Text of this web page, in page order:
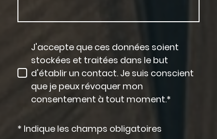
J'accepte que ces données soient
stockées et traitées dans le but
d'établir un contact. Je suis conscient
que je peux révoquer mon
consentement à tout moment.*
* Indique les champs obligatoires